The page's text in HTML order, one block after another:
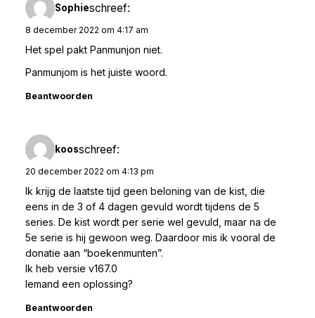
Sophieschreef:
8 december 2022 om 4:17 am
Het spel pakt Panmunjon niet.
Panmunjom is het juiste woord.
Beantwoorden
koosschreef:
20 december 2022 om 4:13 pm
Ik krijg de laatste tijd geen beloning van de kist, die
eens in de 3 of 4 dagen gevuld wordt tijdens de 5
series. De kist wordt per serie wel gevuld, maar na de
5e serie is hij gewoon weg. Daardoor mis ik vooral de
donatie aan “boekenmunten”.
Ik heb versie v167.0
Iemand een oplossing?
Beantwoorden